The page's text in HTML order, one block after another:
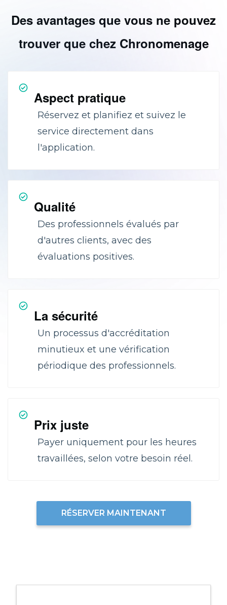
Des avantages que vous ne pouvez
trouver que chez Chronomenage
Aspect pratique
Réservez et planifiez et suivez le
service directement dans
l'application.
Qualité
Des professionnels évalués par
d'autres clients, avec des
évaluations positives.
La sécurité
Un processus d'accréditation
minutieux et une vérification
périodique des professionnels.
Prix juste
Payer uniquement pour les heures
travaillées, selon votre besoin réel.
RÉSERVER MAINTENANT